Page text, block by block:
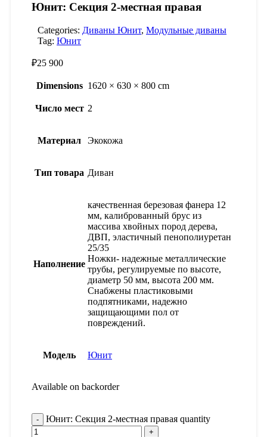
Юнит: Секция 2-местная правая
Categories: Диваны Юнит, Модульные диваны
Tag: Юнит
₽25 900
Dimensions 1620 × 630 × 800 cm
Число мест 2
Материал Экокожа
Тип товара Диван
Наполнение
качественная березовая фанера 12
мм, калиброванный брус из
массива хвойных пород дерева,
ДВП, эластичный пенополиуретан
25/35
Ножки- надежные металлические
трубы, регулируемые по высоте,
диаметр 50 мм, высота 200 мм.
Снабжены пластиковыми
подпятниками, надежно
защищающими пол от
повреждений.
Модель Юнит
Available on backorder
Юнит: Секция 2-местная правая quantity